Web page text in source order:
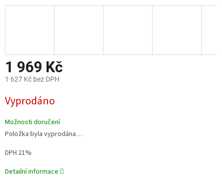
1 969 Kč
1 627 Kč bez DPH
cena:
Vyprodáno
Možnosti doručení
Položka byla vyprodána…
DPH 21%
Detailní informace